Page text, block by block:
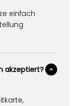
einfach
akzeptiert?